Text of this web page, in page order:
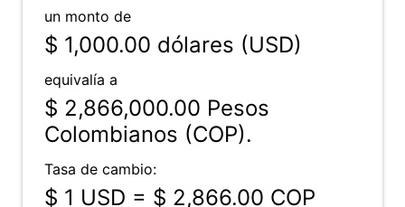
un monto de
$ 1,000.00 dólares (USD)
equivalía a
$ 2,866,000.00 Pesos
Colombianos (COP).
Tasa de cambio:
$ 1 USD = $ 2,866.00 COP